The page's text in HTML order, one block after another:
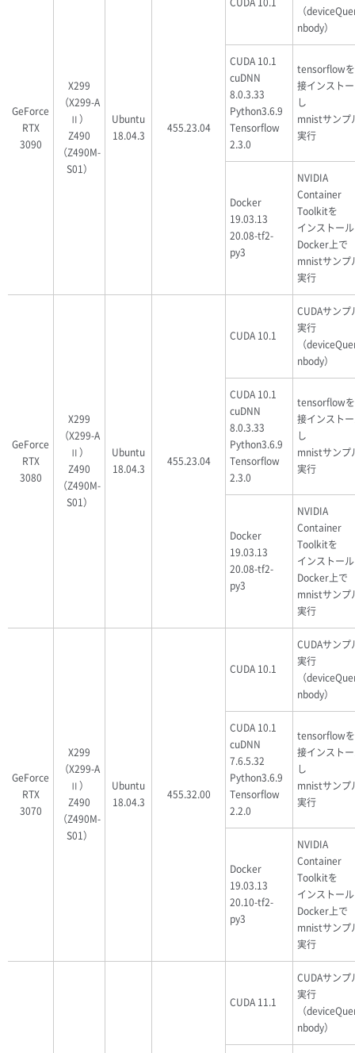
GeForce
RTX
3090
X299
（X299-A
Ⅱ）
Z490
（Z490M-
S01）
Ubuntu
18.04.3
455.23.04
（
nbody）
CUDA 10.1
cuDNN
8.0.3.33
Python3.6.9
Tensorflow
2.3.0
tensorflow
接インスト
し
mnistサンプ
実行
Docker
19.03.13
20.08-tf2-
py3
NVIDIA
Container
Toolkitを
インストー
Docker上で
mnistサンプ
実行
GeForce
RTX
3080
X299
（X299-A
Ⅱ）
Z490
（Z490M-
S01）
Ubuntu
18.04.3
455.23.04
CUDA 10.1
CUDAサンプ
実行
（
nbody）
CUDA 10.1
cuDNN
8.0.3.33
Python3.6.9
Tensorflow
2.3.0
tensorflow
接インスト
し
mnistサンプ
実行
Docker
19.03.13
20.08-tf2-
py3
NVIDIA
Container
Toolkitを
インストー
Docker上で
mnistサンプ
実行
GeForce
RTX
3070
X299
（X299-A
Ⅱ）
Z490
（Z490M-
S01）
Ubuntu
18.04.3
455.32.00
CUDA 10.1
CUDAサンプ
実行
（
nbody）
CUDA 10.1
cuDNN
7.6.5.32
Python3.6.9
Tensorflow
2.2.0
tensorflow
接インスト
し
mnistサンプ
実行
Docker
19.03.13
20.10-tf2-
py3
NVIDIA
Container
Toolkitを
インストー
Docker上で
mnistサンプ
実行
CUDA 11.1
CUDAサンプ
実行
（
nbody）